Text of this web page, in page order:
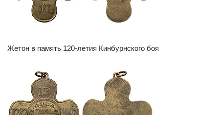
Жетон в память 120-летия Кинбурнского боя